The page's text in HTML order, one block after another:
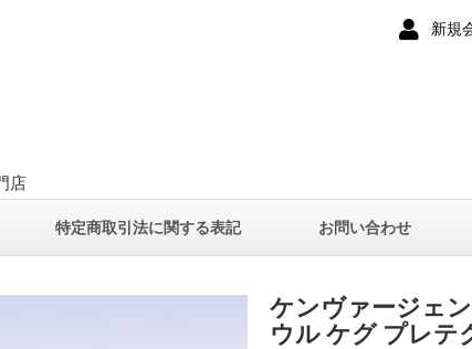
新規
店
特定商取引法に関する表記 お問い合わせ
ケンヴァージェ
ウル ケグ プレテ